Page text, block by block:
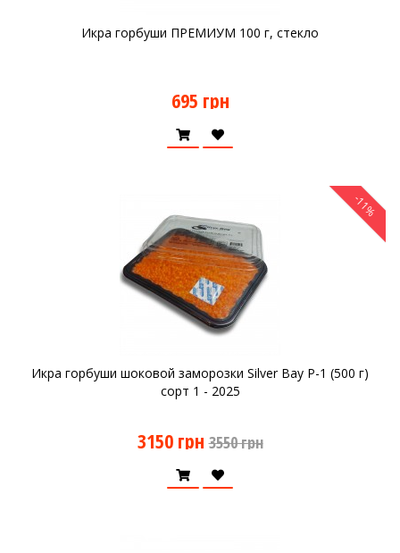
Икра горбуши ПРЕМИУМ 100 г, стекло
695 грн
-11%
Икра горбуши шоковой заморозки Silver Bay P-1 (500 г)
сорт 1 - 2025
3150 грн 3550 грн